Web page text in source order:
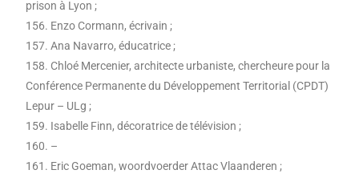
prison à Lyon ;
156. Enzo Cormann, écrivain ;
157. Ana Navarro, éducatrice ;
158. Chloé Mercenier, architecte urbaniste, chercheure pour la
Conférence Permanente du Développement Territorial (CPDT)
Lepur – ULg ;
159. Isabelle Finn, décoratrice de télévision ;
160. –
161. Eric Goeman, woordvoerder Attac Vlaanderen ;